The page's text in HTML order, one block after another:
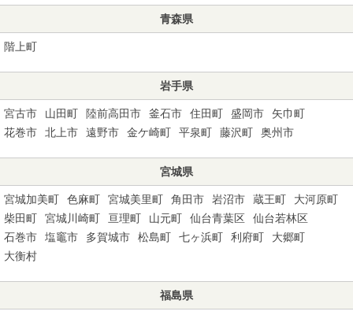
青森県
階上町
岩手県
宮古市 山田町 陸前高田市 釜石市 住田町 盛岡市
矢巾町
花巻市
北上市 遠野市 金ケ崎町 平泉町 藤沢町 奥州市
宮城県
宮城加美町 色麻町 宮城美里町 角田市 岩沼市 蔵王町
大河原町
柴田町
宮城川崎町 亘理町 山元町 仙台青葉区
仙台若林区
石巻市
塩竈市 多賀城市 松島町 七ヶ浜町 利府町
大郷町
大衡村
福島県